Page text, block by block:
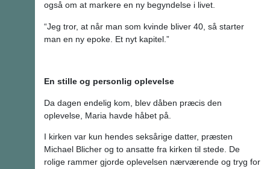
også om at markere en ny begyndelse i livet.
“Jeg tror, at når man som kvinde bliver 40, så starter
man en ny epoke. Et nyt kapitel.”
En stille og personlig oplevelse
Da dagen endelig kom, blev dåben præcis den
oplevelse, Maria havde håbet på.
I kirken var kun hendes seksårige datter, præsten
Michael Blicher og to ansatte fra kirken til stede. De
rolige rammer gjorde oplevelsen nærværende og tryg for